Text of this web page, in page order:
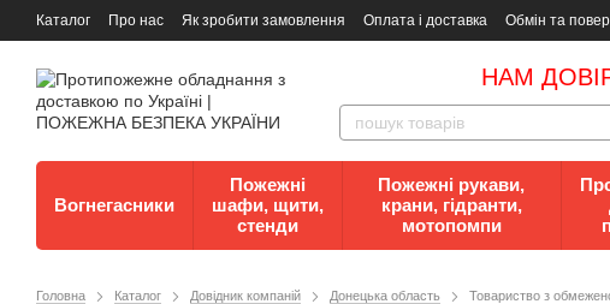
Каталог Про нас Як зробити замовлення Оплата і доставка Обмін та
Документи
Контакти Документи з пожежної безпеки
НАМ
Вогнегасники
Пожежні
шафи, щити,
стенди
Пожежні рукави,
крани, гідранти,
мотопомпи
Головна Каталог Довідник компаній Донецька область Товариство з